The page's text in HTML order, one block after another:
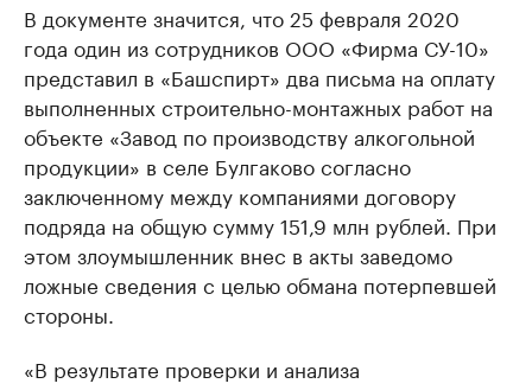
В документе значится, что 25 февраля 2020
года один из сотрудников ООО «Фирма СУ-10»
представил в «Башспирт» два письма на оплату
выполненных строительно-монтажных работ на
объекте «Завод по производству алкогольной
продукции» в селе Булгаково согласно
заключенному между компаниями договору
подряда на общую сумму 151,9 млн рублей. При
этом злоумышленник внес в акты заведомо
ложные сведения с целью обмана потерпевшей
стороны.
«В результате проверки и анализа